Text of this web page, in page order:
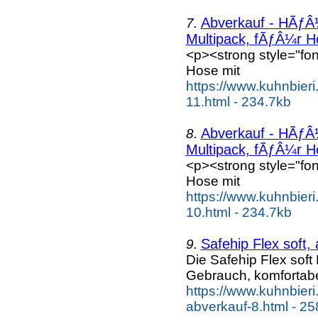
7. Abverkauf -
Multipack, fÃƒÂ¼r
<p><strong
Hose mit
https://
11.html - 234.7kb
8. Abverkauf -
Multipack, fÃƒÂ¼r
<p><strong
Hose mit
https://
10.html - 234.7kb
9. Safehip Flex soft,
Die Safehip Flex
Gebrauch,
https://
abverkauf-8.html -